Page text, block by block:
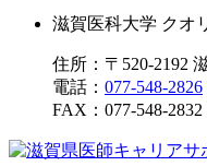
滋賀医科大学 クオ
住所：〒520-2192
電話： 077-548-2826
FAX： 077-548-2832